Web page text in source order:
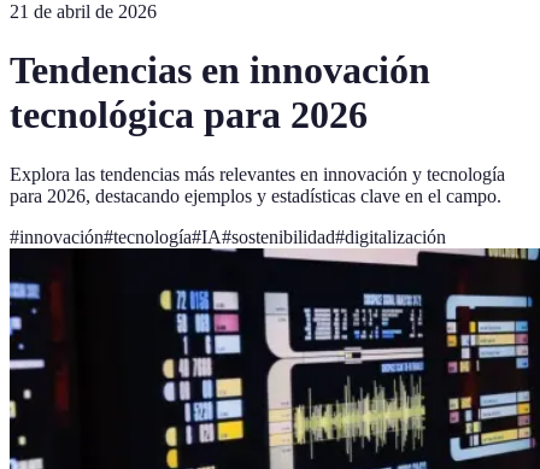
21 de abril de 2026
Tendencias en innovación
tecnológica para 2026
Explora las tendencias más relevantes en innovación y tecnología
para 2026, destacando ejemplos y estadísticas clave en el campo.
#innovación#tecnología#IA#sostenibilidad#digitalización